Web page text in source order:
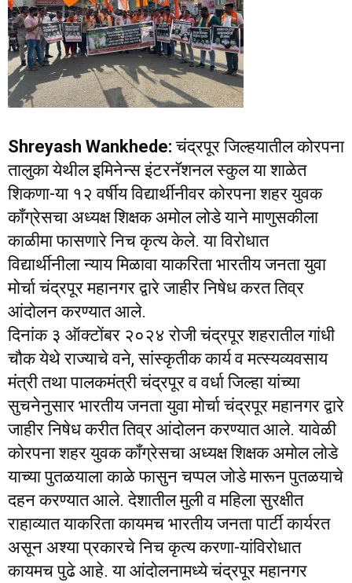
Shreyash Wankhede:चंद्रपूर जिल्‍हयातील कोरपना
तालुका येथील इमिनेन्‍स इंटरनॅशनल स्‍कुल या शाळेत
शिकणा-या १२ वर्षीय विद्यार्थीनीवर कोरपना शहर युवक
कॉंग्रेसचा अध्‍यक्ष शिक्षक अमोल लोडे याने माणुसकीला
काळीमा फासणारे निच कृत्‍य केले. या विरोधात
विद्यार्थीनीला न्‍याय मिळावा याकरिता भारतीय जनता युवा
मोर्चा चंद्रपूर महानगर द्वारे जाहीर निषेध करत तिव्र
आंदोलन करण्‍यात आले.
दिनांक ३ ऑक्‍टोंबर २०२४ रोजी चंद्रपूर शहरातील गांधी
चौक येथे राज्‍याचे वने, सांस्‍कृतीक कार्य व मत्‍स्‍यव्‍यवसाय
मंत्री तथा पालकमंत्री चंद्रपूर व वर्धा जिल्‍हा यांच्‍या
सुचनेनुसार भारतीय जनता युवा मोर्चा चंद्रपूर महानगर द्वारे
जाहीर निषेध करीत तिव्र आंदोलन करण्‍यात आले. यावेळी
कोरपना शहर युवक कॉंग्रेसचा अध्‍यक्ष शिक्षक अमोल लोडे
याच्‍या पुतळयाला काळे फासुन चप्‍पल जोडे मारून पुतळयाचे
दहन करण्‍यात आले. देशातील मुली व महिला सुरक्षीत
राहाव्‍यात याकरिता कायमच भारतीय जनता पार्टी कार्यरत
असून अश्‍या प्रकारचे निच कृत्‍य करणा-यांविरोधात
कायमच पुढे आहे. या आंदोलनामध्‍ये चंद्रपूर महानगर